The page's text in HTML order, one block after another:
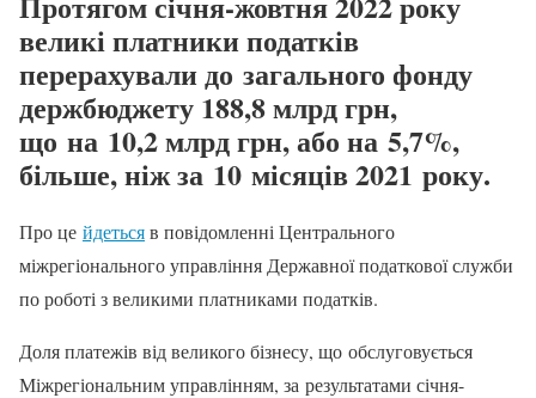
великі платники податків
перерахували до загального фонду
держбюджету 188,8 млрд грн,
що на 10,2 млрд грн, або на 5,7%,
більше, ніж за 10 місяців 2021 року.
Про це йдетьсяв повідомленні Центрального
міжрегіонального управління Державної податкової служби
по роботі з великими платниками податків.
Доля платежів від великого бізнесу, що обслуговується
Міжрегіональним управлінням, за результатами січня-